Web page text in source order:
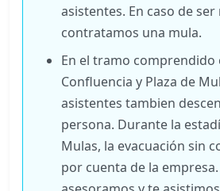
asistentes. En caso de ser
contratamos una mula.
En el tramo comprendido
Confluencia y Plaza de
asistentes tambien
persona. Durante la
Mulas, la evacuación sin
por cuenta de la